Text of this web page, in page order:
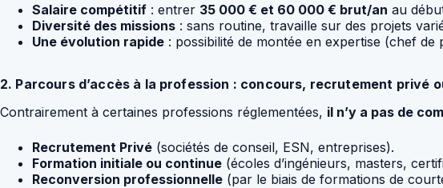
Salaire compétitif : entrer 35 000 € et 60 000 € brut/an au
Diversité des missions : sans routine, travaille sur des projets
Une évolution rapide : possibilité de montée en expertise (chef
2. Parcours d’accès à la profession : concours, recrutement privé
Contrairement à certaines professions réglementées, il n’y a pas de
Recrutement Privé (sociétés de conseil, ESN, entreprises).
Formation initiale ou continue (écoles d’ingénieurs, masters,
Reconversion professionnelle (par le biais de formations de